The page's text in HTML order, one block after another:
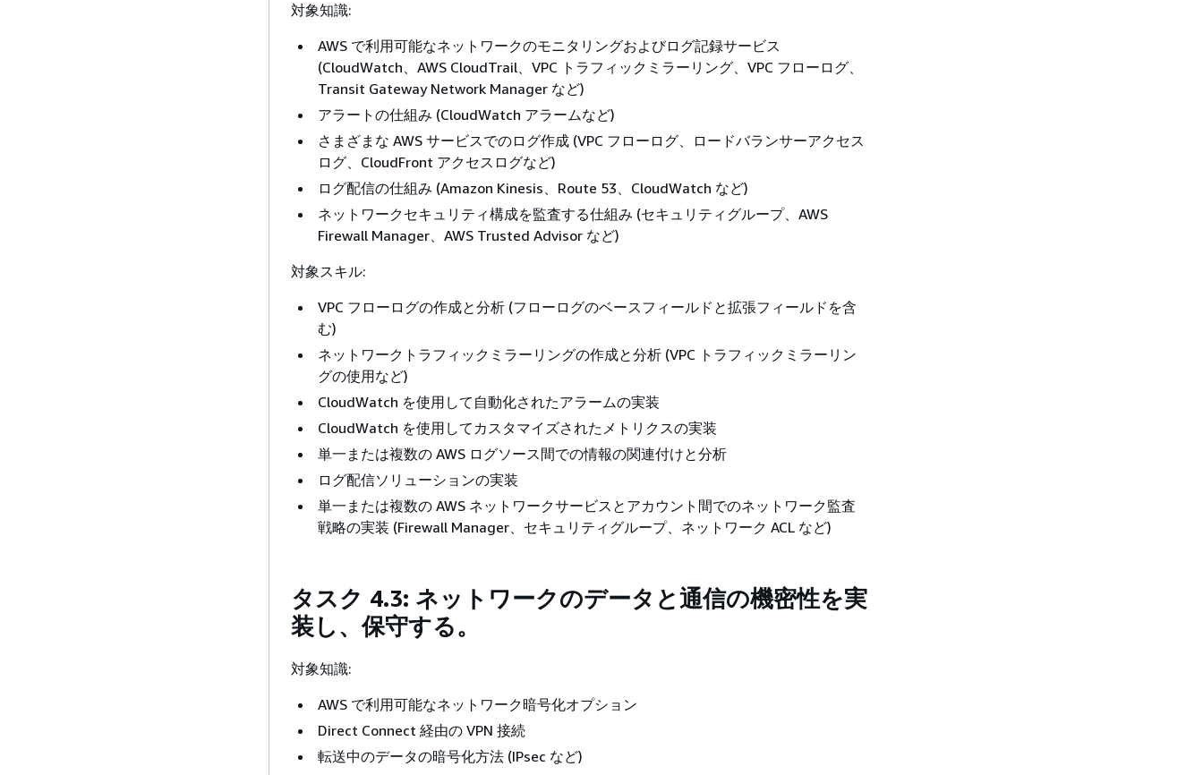
対象知識:
AWS で利用可能なネットワークのモニタリングおよびログ記録サービス
(CloudWatch、AWS CloudTrail、VPC トラフィックミラーリング、VPC フローログ、
Transit Gateway Network Manager など)
アラートの仕組み (CloudWatch アラームなど)
さまざまな AWS サービスでのログ作成 (VPC フローログ、ロードバランサーアクセス
ログ、CloudFront アクセスログなど)
ログ配信の仕組み (Amazon Kinesis、Route 53、CloudWatch など)
ネットワークセキュリティ構成を監査する仕組み (セキュリティグループ、AWS
Firewall Manager、AWS Trusted Advisor など)
対象スキル:
VPC フローログの作成と分析 (フローログのベースフィールドと拡張フィールドを含
む)
ネットワークトラフィックミラーリングの作成と分析 (VPC トラフィックミラーリン
グの使用など)
CloudWatch を使用して自動化されたアラームの実装
CloudWatch を使用してカスタマイズされたメトリクスの実装
単一または複数の AWS ログソース間での情報の関連付けと分析
ログ配信ソリューションの実装
単一または複数の AWS ネットワークサービスとアカウント間でのネットワーク監査
戦略の実装 (Firewall Manager、セキュリティグループ、ネットワーク ACL など)
タスク 4.3: ネットワークのデータと通信の機密性を実
装し、保守する。
対象知識:
AWS で利用可能なネットワーク暗号化オプション
Direct Connect 経由の VPN 接続
転送中のデータの暗号化方法 (IPsec など)